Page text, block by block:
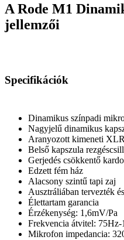
A Rode M1
jellemzői
Specifikációk
Dinamikus színpadi
Nagyjelű dinamikus
Aranyozott kimeneti
Belső kapszula
Gerjedés csökkentő
Edzett fém ház
Alacsony szintű tapi zaj
Ausztráliában tervezték
Élettartam garancia
Érzékenység: 1,6mV/Pa
Frekvencia átvitel:
Mikrofon impedancia: